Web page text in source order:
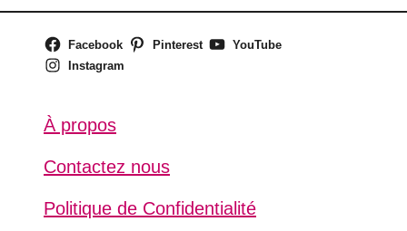
Facebook Pinterest
YouTube
Instagram
À propos
Contactez nous
Politique de Confidentialité